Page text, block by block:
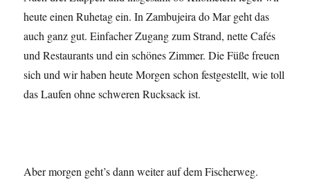
heute einen Ruhetag ein. In Zambujeira do Mar geht das
auch ganz gut. Einfacher Zugang zum Strand, nette Cafés
und Restaurants und ein schönes Zimmer. Die Füße freuen
sich und wir haben heute Morgen schon festgestellt, wie toll
das Laufen ohne schweren Rucksack ist.
Aber morgen geht’s dann weiter auf dem Fischerweg.